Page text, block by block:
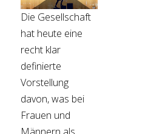
Die Gesellschaft
hat heute eine
recht klar
definierte
Vorstellung
davon, was bei
Frauen und